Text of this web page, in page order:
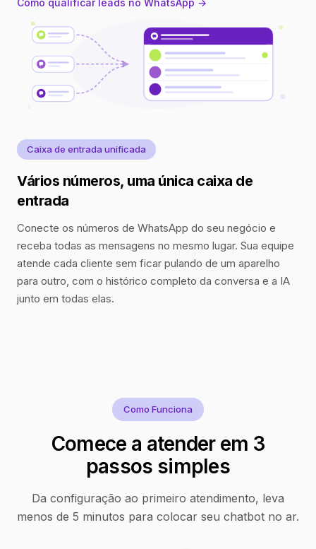
Como qualificar leads no WhatsApp →
Caixa de entrada unificada
Vários números, uma única caixa de
entrada
Conecte os números de WhatsApp do seu negócio e
receba todas as mensagens no mesmo lugar. Sua equipe
atende cada cliente sem ficar pulando de um aparelho
para outro, com o histórico completo da conversa e a IA
junto em todas elas.
Como Funciona
Comece a atender em 3
passos simples
Da configuração ao primeiro atendimento, leva
menos de 5 minutos para colocar seu chatbot no ar.